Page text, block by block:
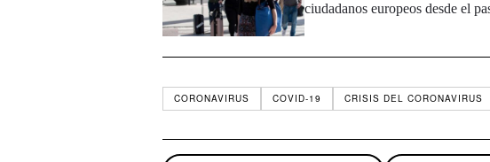
ciudadanos europeos desde el
CORONAVIRUS COVID-19 CRISIS DEL CORONAVIRUS